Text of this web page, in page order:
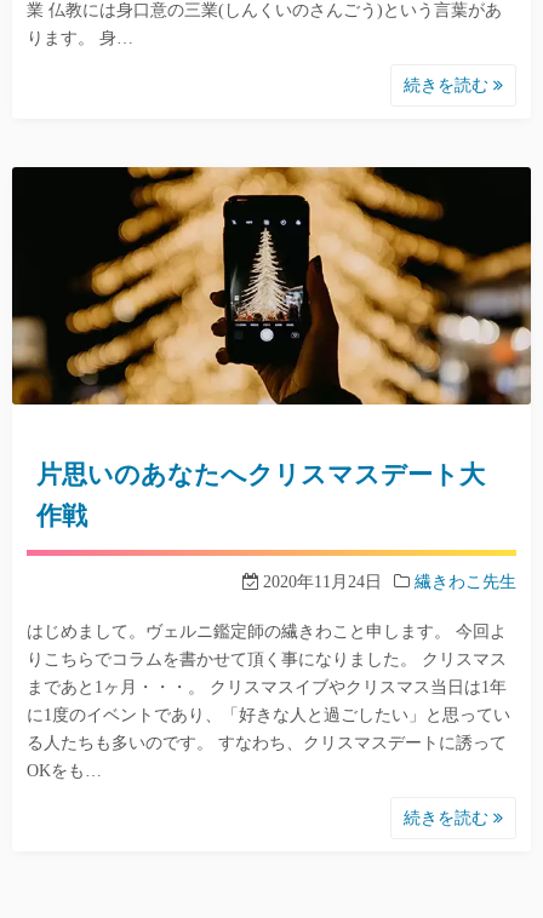
業 仏教には身口意の三業(しんくいのさんごう)という言葉があ
ります。 身…
続きを読む
片思いのあなたへクリスマスデート大
作戦
2020年11月24日 繊きわこ先生
はじめまして。ヴェルニ鑑定師の繊きわこと申します。 今回よ
りこちらでコラムを書かせて頂く事になりました。 クリスマス
まであと1ヶ月・・・。 クリスマスイブやクリスマス当日は1年
に1度のイベントであり、「好きな人と過ごしたい」と思ってい
る人たちも多いのです。 すなわち、クリスマスデートに誘って
OKをも…
続きを読む